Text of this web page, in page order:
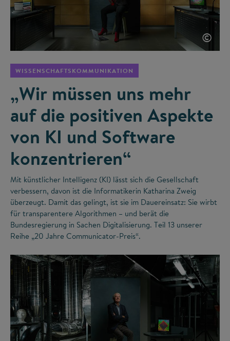
©
WISSENSCHAFTSKOMMUNIKATION
„Wir müssen uns mehr
auf die positiven Aspekte
von KI und Software
konzentrieren“
Mit künstlicher Intelligenz (KI) lässt sich die Gesellschaft
verbessern, davon ist die Informatikerin Katharina Zweig
überzeugt. Damit das gelingt, ist sie im Dauereinsatz: Sie wirbt
für transparentere Algorithmen – und berät die
Bundesregierung in Sachen Digitalisierung. Teil 13 unserer
Reihe „20 Jahre Communicator-Preis“.